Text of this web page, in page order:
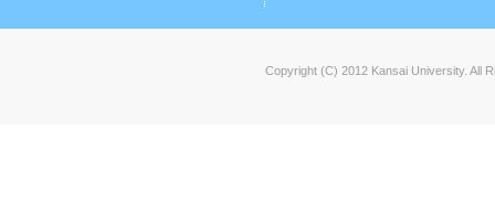
Copyright (C) 2012 Kansai University. All